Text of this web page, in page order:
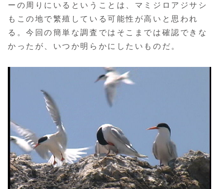
ーの周りにいるということは、マミジロアジサシ
もこの地で繁殖している可能性が高いと思われ
る。今回の簡単な調査ではそこまでは確認できな
かったが、いつか明らかにしたいものだ。